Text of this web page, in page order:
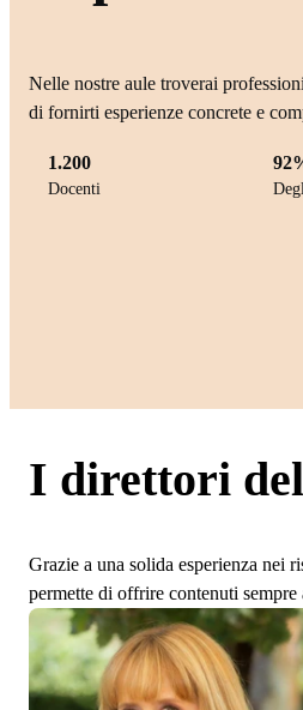
Nelle nostre aule troverai
di fornirti esperienze concrete e
1.200
Docenti
I direttori
Grazie a una solida esperienza nei
permette di offrire contenuti